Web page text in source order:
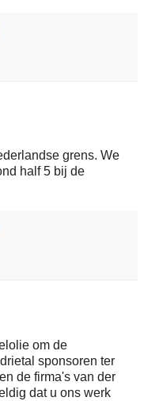
grens. We
half 5 bij de
om de
sponsoren ter
de firma's van der
dat u ons werk